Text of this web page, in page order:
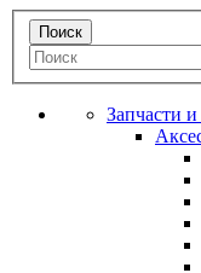
Запчасти